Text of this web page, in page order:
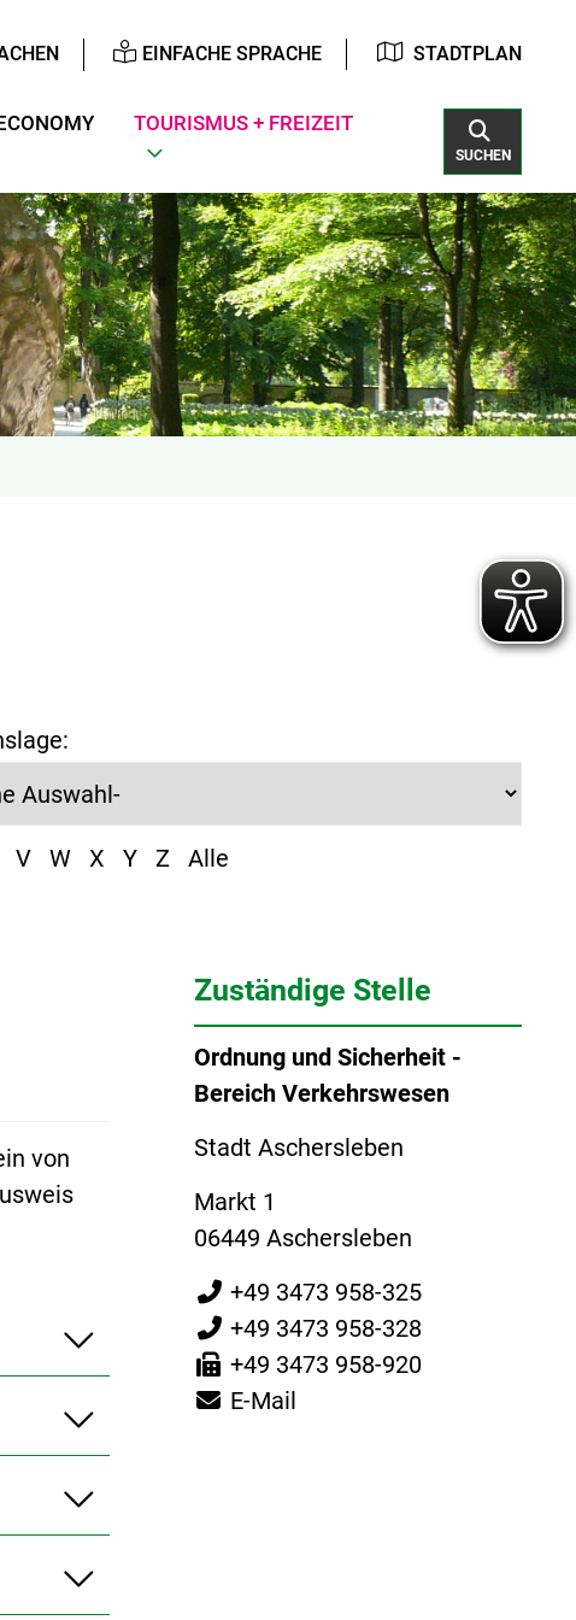
EINFACHE SPRACHE STADTPLAN
TOURISMUS + FREIZEIT
SUCHEN
V W X Y Z Alle
von
Zuständige Stelle
Ordnung und Sicherheit -
Bereich Verkehrswesen
Stadt Aschersleben
Markt 1
06449 Aschersleben
+49 3473 958-325
+49 3473 958-328
+49 3473 958-920
E-Mail